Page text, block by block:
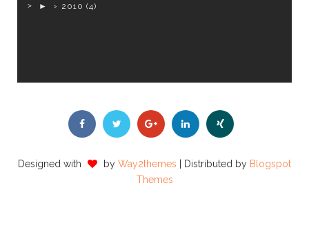
► 2010 (4)
Designed with by Way2themes | Distributed by Blogspot
Themes